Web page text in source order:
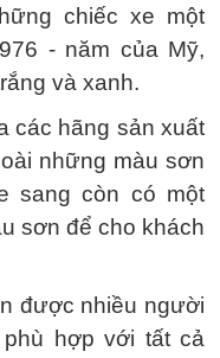
chiếc xe một
- năm của Mỹ,
và xanh.
các hãng sản xuất
những màu sơn
sang còn có một
sơn để cho khách
được nhiều người
hợp với tất cả